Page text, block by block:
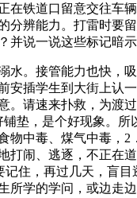
在铁道口留意交往车
分辨能力。打雷时要
并说一说这些标记暗示
。接管能力也快，吸
安插学生到大街上认
。请速来扑救，为渡
垫，是个好现象。所
物中毒、煤气中毒，2
打闹、逃逐，不正在
记住，再过几天，盲
所学的学问，或边走